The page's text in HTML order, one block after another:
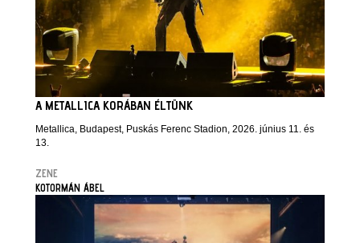
A METALLICA KORÁBAN ÉLTÜNK
Metallica, Budapest, Puskás Ferenc Stadion, 2026. június 11. és
13.
ZENE
KOTORMÁN ÁBEL